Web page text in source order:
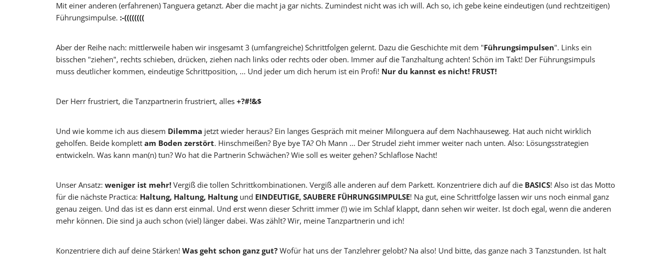
Oscar y Vicky SteffiTango
Tango y más
e.V,
TANZerei
Tanzschule
WILFEGO
Mit einer anderen (erfahrenen) Tanguera getanzt. Aber die macht ja gar nichts. Zumindest nicht was ich will. Ach so, ich gebe keine eindeutigen (und rechtzeitigen)
Führungsimpulse. :-((((((((
Aber der Reihe nach: mittlerweile haben wir insgesamt 3 (umfangreiche) Schrittfolgen gelernt. Dazu die Geschichte mit dem "Führungsimpulsen". Links ein
bisschen "ziehen", rechts schieben, drücken, ziehen nach links oder rechts oder oben. Immer auf die Tanzhaltung achten! Schön im Takt! Der Führungsimpuls
muss deutlicher kommen, eindeutige Schrittposition, ... Und jeder um dich herum ist ein Profi! Nur du kannst es nicht! FRUST!
Der Herr frustriert, die Tanzpartnerin frustriert, alles +?#!&$
Und wie komme ich aus diesem Dilemma jetzt wieder heraus? Ein langes Gespräch mit meiner Milonguera auf dem Nachhauseweg. Hat auch nicht wirklich
geholfen. Beide komplett am Boden zerstört. Hinschmeißen? Bye bye TA? Oh Mann ... Der Strudel zieht immer weiter nach unten. Also: Lösungsstrategien
entwickeln. Was kann man(n) tun? Wo hat die Partnerin Schwächen? Wie soll es weiter gehen? Schlaflose Nacht!
Unser Ansatz: weniger ist mehr! Vergiß die tollen Schrittkombinationen. Vergiß alle anderen auf dem Parkett. Konzentriere dich auf die BASICS! Also ist das Motto
für die nächste Practica: Haltung, Haltung, Haltungund EINDEUTIGE, SAUBERE FÜHRUNGSIMPULSE! Na gut, eine Schrittfolge lassen wir uns noch einmal ganz
genau zeigen. Und das ist es dann erst einmal. Und erst wenn dieser Schritt immer (!) wie im Schlaf klappt, dann sehen wir weiter. Ist doch egal, wenn die anderen
mehr können. Die sind ja auch schon (viel) länger dabei. Was zählt? Wir, meine Tanzpartnerin und ich!
Konzentriere dich auf deine Stärken! Was geht schon ganz gut? Wofür hat uns der Tanzlehrer gelobt? Na also! Und bitte, das ganze nach 3 Tanzstunden. Ist halt